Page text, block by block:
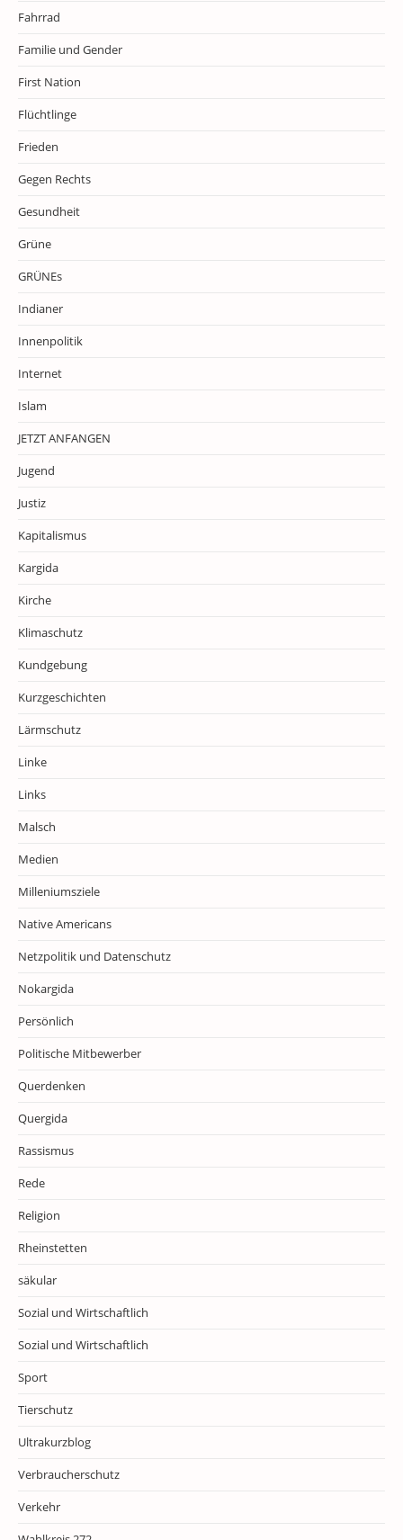
Fahrrad
Familie und Gender
First Nation
Flüchtlinge
Frieden
Gegen Rechts
Gesundheit
Grüne
GRÜNEs
Indianer
Innenpolitik
Internet
Islam
JETZT ANFANGEN
Jugend
Justiz
Kapitalismus
Kargida
Kirche
Klimaschutz
Kundgebung
Kurzgeschichten
Lärmschutz
Linke
Links
Malsch
Medien
Milleniumsziele
Native Americans
Netzpolitik und Datenschutz
Nokargida
Persönlich
Politische Mitbewerber
Querdenken
Quergida
Rassismus
Rede
Religion
Rheinstetten
säkular
Sozial und Wirtschaftlich
Sozial und Wirtschaftlich
Sport
Tierschutz
Ultrakurzblog
Verbraucherschutz
Verkehr